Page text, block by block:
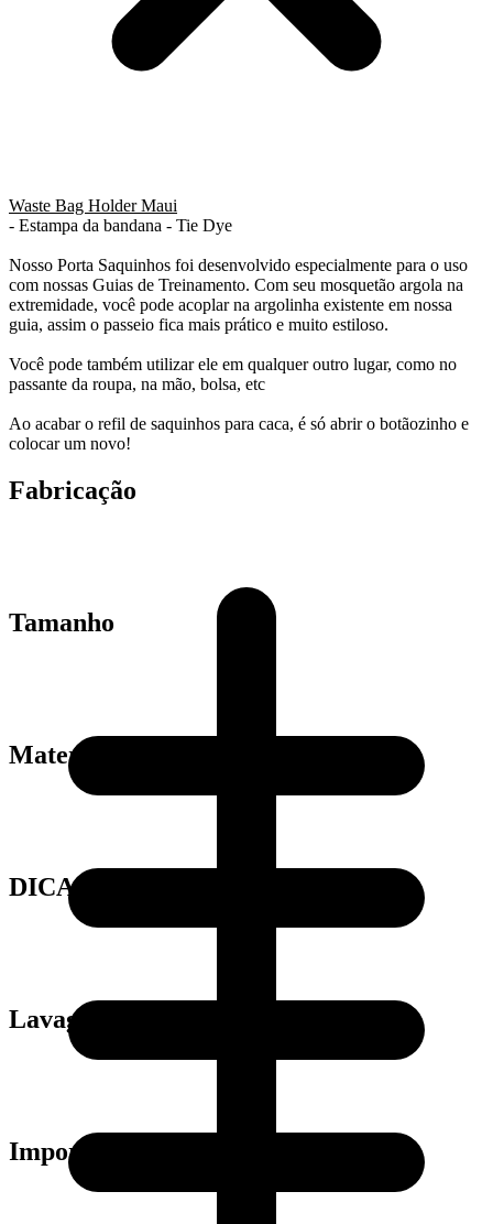
Waste Bag Holder Maui
- Estampa da bandana - Tie Dye
Nosso Porta Saquinhos foi desenvolvido especialmente para o uso
com nossas Guias de Treinamento. Com seu mosquetão argola na
extremidade, você pode acoplar na argolinha existente em nossa
guia, assim o passeio fica mais prático e muito estiloso.
Você pode também utilizar ele em qualquer outro lugar, como no
passante da roupa, na mão, bolsa, etc
Ao acabar o refil de saquinhos para caca, é só abrir o botãozinho e
colocar um novo!
Fabricação
Tamanho
Material
DICAS
Lavagem
Importante: